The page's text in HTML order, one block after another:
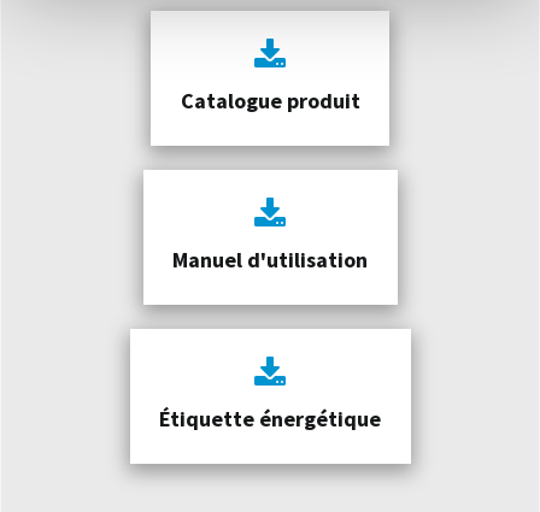
Catalogue produit
Manuel d'utilisation
Étiquette énergétique